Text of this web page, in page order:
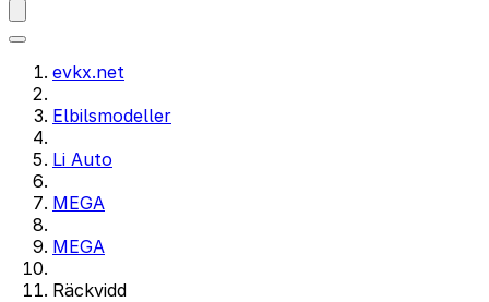
evkx.net
Elbilsmodeller
Li Auto
MEGA
MEGA
Räckvidd